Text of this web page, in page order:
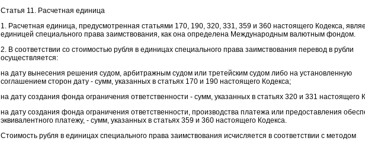
Статья 11. Расчетная единица
1. Расчетная единица, предусмотренная статьями 170, 190, 320, 331, 359 и 360 настоящего Кодекса,
единицей специального права заимствования, как она определена Международным валютным фондом.
2. В соответствии со стоимостью рубля в единицах специального права заимствования перевод в рубли
осуществляется:
на дату вынесения решения судом, арбитражным судом или третейским судом либо на установленную
соглашением сторон дату - сумм, указанных в статьях 170 и 190 настоящего Кодекса;
на дату создания фонда ограничения ответственности - сумм, указанных в статьях 320 и 331 настоящего
на дату создания фонда ограничения ответственности, производства платежа или предоставления
эквивалентного платежу, - сумм, указанных в статьях 359 и 360 настоящего Кодекса.
Стоимость рубля в единицах специального права заимствования исчисляется в соответствии с методом